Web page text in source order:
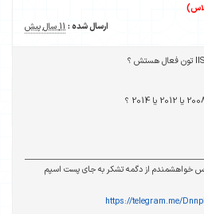
ارسال شده : 11 سال پیش
خواهشمندم از دگمه تشکر به جای پست اسپم
https://telegram.me/